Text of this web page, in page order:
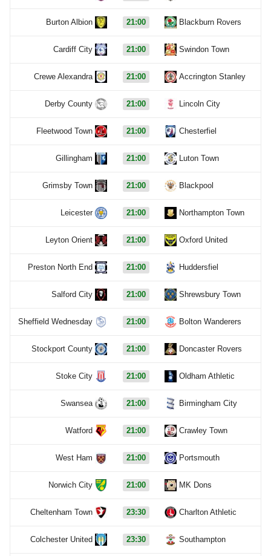
Burton Albion 21:00 Blackburn Rovers
Cardiff City 21:00 Swindon Town
Crewe Alexandra 21:00 Accrington Stanley
Derby County 21:00 Lincoln City
Fleetwood Town 21:00 Chesterfiel
Gillingham 21:00 Luton Town
Grimsby Town 21:00 Blackpool
Leicester 21:00 Northampton Town
Leyton Orient 21:00 Oxford United
Preston North End 21:00 Huddersfiel
Salford City 21:00 Shrewsbury Town
Sheffield Wednesday 21:00 Bolton Wanderers
Stockport County 21:00 Doncaster Rovers
Stoke City 21:00 Oldham Athletic
Swansea 21:00 Birmingham City
Watford 21:00 Crawley Town
West Ham 21:00 Portsmouth
Norwich City 21:00 MK Dons
Cheltenham Town 23:30 Charlton Athletic
Colchester United 23:30 Southampton